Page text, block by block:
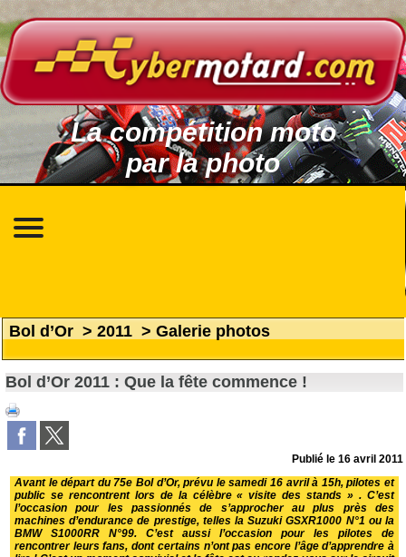
La compétition moto
par la photo
Bol d’Or > 2011 > Galerie photos
Bol d’Or 2011 : Que la fête commence !
Publié le16 avril 2011
Avant le départ du 75e Bol d’Or, prévu le samedi 16 avril à 15h, pilotes et
public se rencontrent lors de la célèbre « visite des stands » . C’est
l’occasion pour les passionnés de s’approcher au plus près des
machines d’endurance de prestige, telles la Suzuki GSXR1000 N°1 ou la
BMW S1000RR N°99. C’est aussi l’occasion pour les pilotes de
rencontrer leurs fans, dont certains n’ont pas encore l’âge d’apprendre à